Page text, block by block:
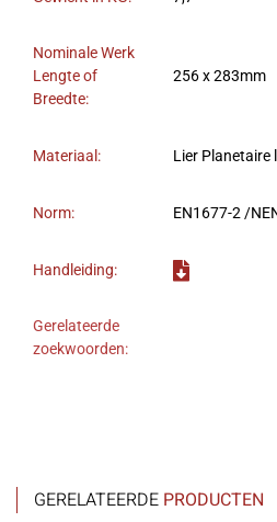
Nominale Werk
Lengte of
Breedte:
256 x 283mm
Materiaal: Lier Planetaire
Norm: EN1677-2 /
Handleiding:
Gerelateerde
zoekwoorden:
GERELATEERDE PRODUCTEN